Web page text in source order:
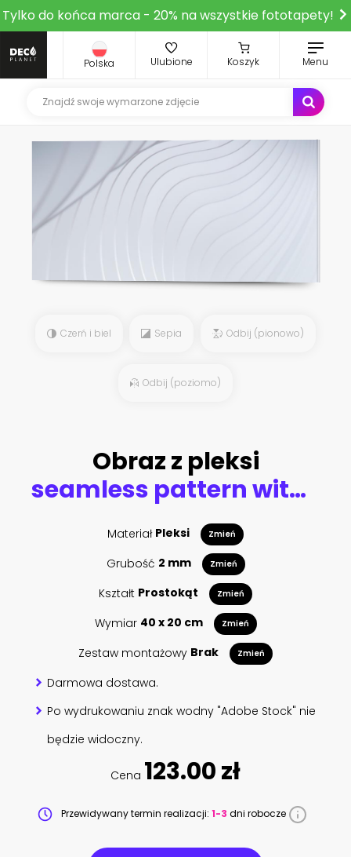
Tylko do końca marca - 20% na wszystkie fototapety!
Polska Ulubione Koszyk Menu
Czerń i biel Sepia Odbij (pionowo)
Odbij (poziomo)
Obraz z pleksi
seamless pattern with peacocks bird with watercolor tropical nature. paradise background
Materiał Pleksi Zmień
Grubość 2 mm Zmień
Kształt Prostokąt Zmień
Wymiar 40 x 20 cm Zmień
Zestaw montażowy Brak Zmień
Darmowa dostawa.
Po wydrukowaniu znak wodny "Adobe Stock" nie
będzie widoczny.
Cena 123.00 zł
Przewidywany termin realizacji: 1-3 dni robocze